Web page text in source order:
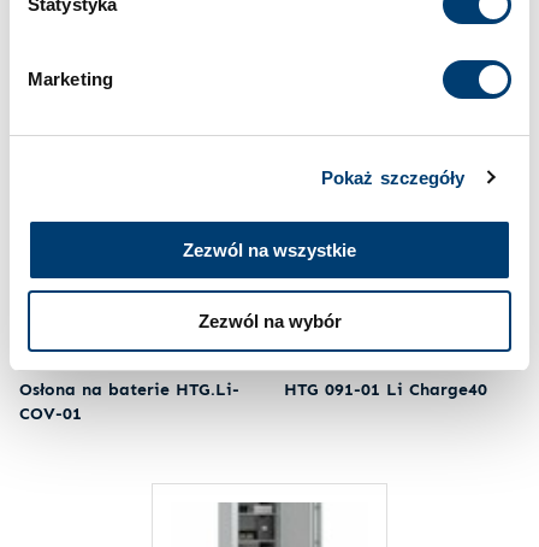
Statystyka
Marketing
Pokaż szczegóły
Zezwól na wszystkie
Zezwól na wybór
SZAFY NA BATERIE LITOWE
Osłona na baterie HTG.Li-
COV-01
SZAFY NA BATERIE LITOWE
HTG 091-01 Li Charge40